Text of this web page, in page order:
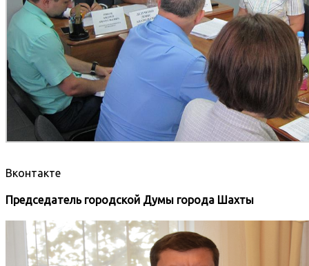
Вконтакте
Председатель городской Думы города Шахты